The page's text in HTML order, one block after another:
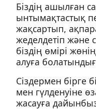
Бiздiң ашылған
ынтымақтастық
жақсартып,
жеделдетiп және
бiздiң өмiрi
алуға
Сiздермен бiрге
мен гүлденуiне
жасауға